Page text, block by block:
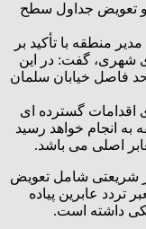
و تعویض جداول سطح
منطقه با تأکید بر
شهری، گفت: در این
فاصل خیابان سلمان
گسترده ای
انجام خواهد رسید
اصلی می باشد.
شریعتی شامل تعویض
تردد عابرین پیاده